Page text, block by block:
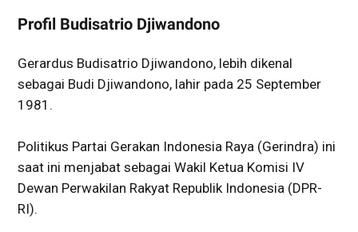
Profil Budisatrio Djiwandono
Gerardus Budisatrio Djiwandono, lebih dikenal
sebagai Budi Djiwandono, lahir pada 25 September
1981.
Politikus Partai Gerakan Indonesia Raya (Gerindra) ini
saat ini menjabat sebagai Wakil Ketua Komisi IV
Dewan Perwakilan Rakyat Republik Indonesia (DPR-
RI).